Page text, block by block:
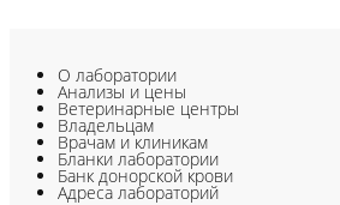
О лаборатории
Анализы и цены
Ветеринарные центры
Владельцам
Врачам и клиникам
Бланки лаборатории
Банк донорской крови
Адреса лабораторий